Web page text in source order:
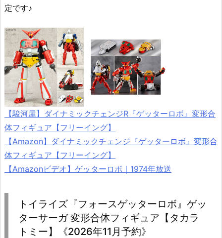
定です♪
【駿河屋】ダイナミックチェンジR『ゲッターロボ』変形合
体フィギュア【フリーイング】
【Amazon】ダイナミックチェンジ『ゲッターロボ』変形合
体フィギュア【フリーイング】
【Amazonビデオ】ゲッターロボ｜1974年放送
トイライズ『フォースゲッターロボ』ゲッ
ターサーガ 変形合体フィギュア【タカラ
トミー】《2026年11月予約》